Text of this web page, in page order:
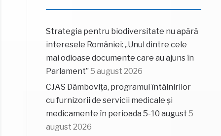
Strategia pentru biodiversitate nu apără
interesele României: „Unul dintre cele
mai odioase documente care au ajuns în
Parlament” 5 august 2026
CJAS Dâmbovița, programul întâlnirilor
cu furnizorii de servicii medicale și
medicamente în perioada 5-10 august 5
august 2026